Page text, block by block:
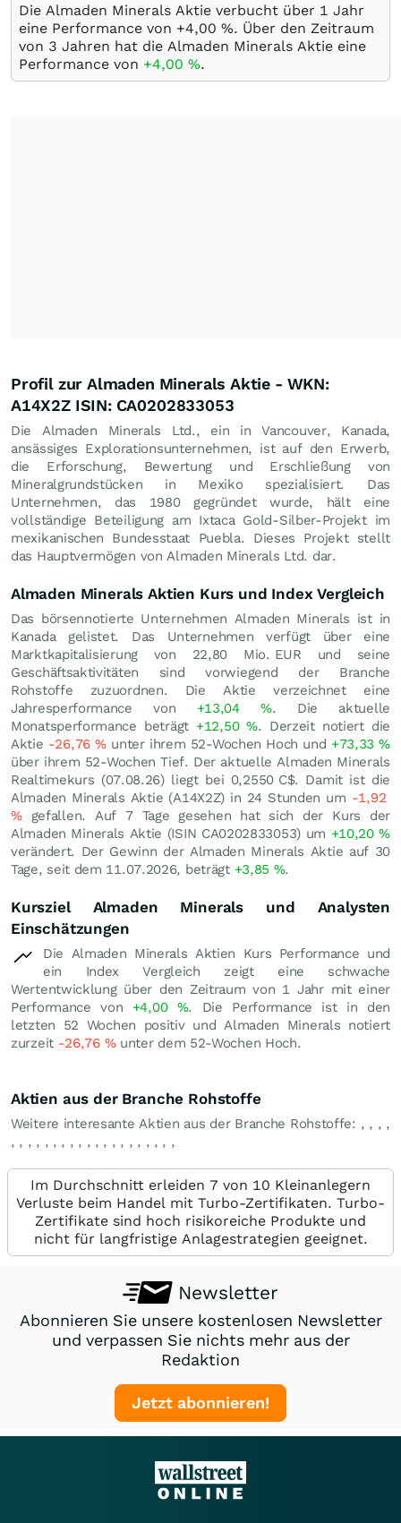
Die Almaden Minerals Aktie verbucht über 1 Jahr
eine Performance von +4,00 %. Über den Zeitraum
von 3 Jahren hat die Almaden Minerals Aktie eine
Performance von +4,00 %.
Profil zur Almaden Minerals Aktie - WKN:
A14X2Z ISIN: CA0202833053
Die Almaden Minerals Ltd., ein in Vancouver, Kanada,
ansässiges Explorationsunternehmen, ist auf den Erwerb,
die Erforschung, Bewertung und Erschließung von
Mineralgrundstücken in Mexiko spezialisiert. Das
Unternehmen, das 1980 gegründet wurde, hält eine
vollständige Beteiligung am Ixtaca Gold-Silber-Projekt im
mexikanischen Bundesstaat Puebla. Dieses Projekt stellt
das Hauptvermögen von Almaden Minerals Ltd. dar.
Almaden Minerals Aktien Kurs und Index Vergleich
Das börsennotierte Unternehmen Almaden Minerals ist in
Kanada gelistet. Das Unternehmen verfügt über eine
Marktkapitalisierung von 22,80 Mio. EUR und seine
Geschäftsaktivitäten sind vorwiegend der Branche
Rohstoffe zuzuordnen. Die Aktie verzeichnet eine
Jahresperformance von +13,04%. Die aktuelle
Monatsperformance beträgt +12,50%. Derzeit notiert die
Aktie -26,76%unter ihrem 52-Wochen Hoch und +73,33%
über ihrem 52-Wochen Tief. Der aktuelle Almaden Minerals
Realtimekurs (07.08.26) liegt bei 0,2550 C$. Damit ist die
Almaden Minerals Aktie (A14X2Z) in 24 Stunden um -1,92
%gefallen. Auf 7 Tage gesehen hat sich der Kurs der
Almaden Minerals Aktie (ISIN CA0202833053) um +10,20%
verändert. Der Gewinn der Almaden Minerals Aktie auf 30
Tage, seit dem 11.07.2026, beträgt +3,85 %.
Kursziel Almaden Minerals und Analysten
Einschätzungen
Die Almaden Minerals Aktien Kurs Performance und
ein Index Vergleich zeigt eine schwache
Wertentwicklung über den Zeitraum von 1 Jahr mit einer
Performance von +4,00 %. Die Performance ist in den
letzten 52 Wochen positiv und Almaden Minerals notiert
zurzeit -26,76 %unter dem 52-Wochen Hoch.
Aktien aus der Branche Rohstoffe
Weitere interesante Aktien aus der Branche Rohstoffe: , , , ,
, , , , , , , , , , , , , , , , , , , ,
Im Durchschnitt erleiden 7 von 10 Kleinanlegern
Verluste beim Handel mit Turbo-Zertifikaten. Turbo-
Zertifikate sind hoch risikoreiche Produkte und
nicht für langfristige Anlagestrategien geeignet.
Newsletter
Abonnieren Sie unsere kostenlosen Newsletter
und verpassen Sie nichts mehr aus der
Redaktion
Jetzt abonnieren!